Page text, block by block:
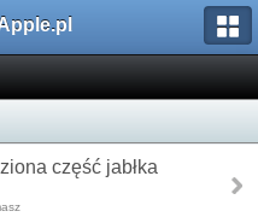
część jabłka